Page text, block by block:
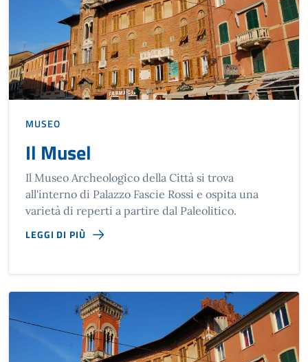
MUSEO
Il Musel
Il Museo Archeologico della Città si trova
all'interno di Palazzo Fascie Rossi e ospita una
varietà di reperti a partire dal Paleolitico.
LEGGI DI PIÙ